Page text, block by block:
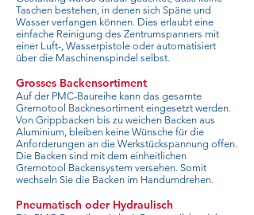
Taschen bestehen, in denen sich Späne und
Wasser verfangen können. Dies erlaubt eine
einfache Reinigung des Zentrumspanners mit
einer Luft-, Wasserpistole oder automatisiert
über die Maschinenspindel selbst.
Grosses Backensortiment
Auf der PMC-Baureihe kann das gesamte
Gremotool Backnesortiment eingesetzt werden.
Von Grippbacken bis zu weichen Backen aus
Aluminium, bleiben keine Wünsche für die
Anforderungen an die Werkstückspannung offen.
Die Backen sind mit dem einheitlichen
Gremotool Backensystem versehen. Somit
wechseln Sie die Backen im Handumdrehen.
Pneumatisch oder Hydraulisch